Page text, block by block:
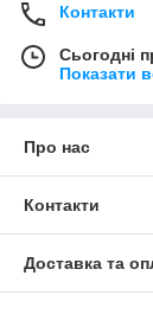
Контакти
Сьогодні
Показати
Про нас
Контакти
Доставка та